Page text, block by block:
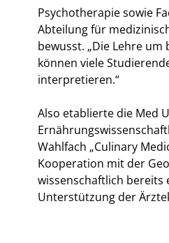
Psychotherapie sowie
Abteilung für
bewusst. „Die Lehre
können viele
interpretieren.“
Also etablierte die Med
Wahlfach „Culinary
Kooperation mit der
wissenschaftlich
Unterstützung der